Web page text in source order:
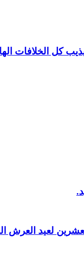
كل الخلافات
لعيد العرش